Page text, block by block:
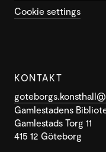
Cookie settings
KONTAKT
Gamlestadens
Gamlestads Torg 11
415 12 Göteborg